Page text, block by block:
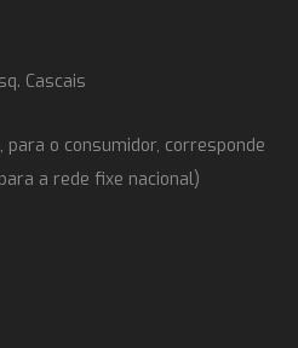
Cascais
o consumidor, corresponde
a rede fixe nacional)